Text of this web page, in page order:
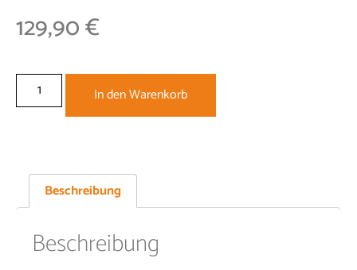
129,90€
In den Warenkorb
Beschreibung
Beschreibung